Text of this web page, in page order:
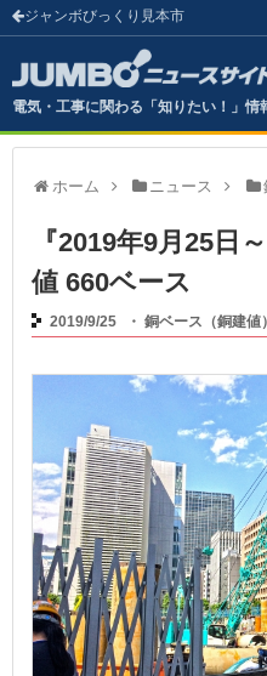
ジャンボびっくり見本市
電気・工事に関わる「知りたい！」情
ホーム ニュース
『2019年9月25
値 660ベース （
2019/9/25 ・ 銅ベース（銅建値